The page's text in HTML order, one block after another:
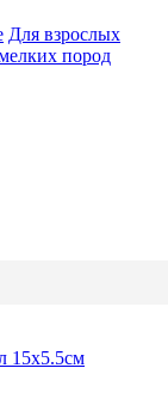
Для взрослых
пород
15х5.5см